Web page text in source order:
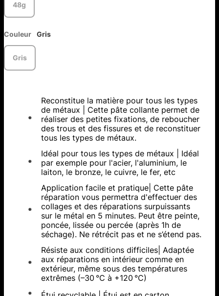
48g
Couleur Gris
Gris
Reconstitue la matière pour tous les types
de métaux | Cette pâte collante permet de
réaliser des petites fixations, de reboucher
des trous et des fissures et de reconstituer
tous les types de métaux.
Idéal pour tous les types de métaux | Idéal
par exemple pour l'acier, l'aluminium, le
laiton, le bronze, le cuivre, le fer, etc
Application facile et pratique| Cette pâte
réparation vous permettra d'effectuer des
collages et des réparations surpuissants
sur le métal en 5 minutes. Peut être peinte,
poncée, lissée ou percée (après 1h de
séchage). Ne rétrécit pas et ne s’étend pas.
Résiste aux conditions difficiles| Adaptée
aux réparations en intérieur comme en
extérieur, même sous des températures
extrêmes (–30 °C à +120 °C)